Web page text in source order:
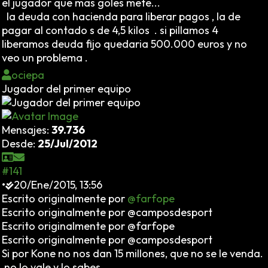
la deuda con hacienda para liberar pagos , la de
pagar al contado s de 4,5 kilos . si pillamos 4
liberamos deuda fijo quedaria 500.000 euros y no
veo un problema .
ociepa
Jugador del primer equipo
Mensajes: 39.736
Desde: 25/Jul/2012
#141
•
20/Ene/2015, 13:56
Escrito originalmente por @farfope
Escrito originalmente por @camposdesport
Escrito originalmente por @farfope
Escrito originalmente por @camposdesport
Si por Kone no nos dan 15 millones, que no se le venda.